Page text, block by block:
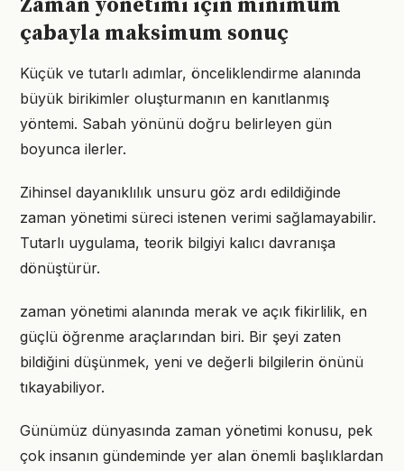
Zaman yönetimi için minimum
çabayla maksimum sonuç
Küçük ve tutarlı adımlar, önceliklendirme alanında
büyük birikimler oluşturmanın en kanıtlanmış
yöntemi. Sabah yönünü doğru belirleyen gün
boyunca ilerler.
Zihinsel dayanıklılık unsuru göz ardı edildiğinde
zaman yönetimi süreci istenen verimi sağlamayabilir.
Tutarlı uygulama, teorik bilgiyi kalıcı davranışa
dönüştürür.
zaman yönetimi alanında merak ve açık fikirlilik, en
güçlü öğrenme araçlarından biri. Bir şeyi zaten
bildiğini düşünmek, yeni ve değerli bilgilerin önünü
tıkayabiliyor.
Günümüz dünyasında zaman yönetimi konusu, pek
çok insanın gündeminde yer alan önemli başlıklardan